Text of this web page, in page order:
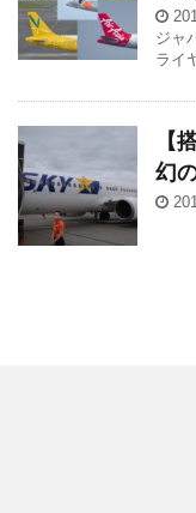
ジャ
ライ
【
幻